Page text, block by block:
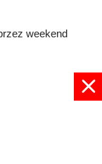
weekend